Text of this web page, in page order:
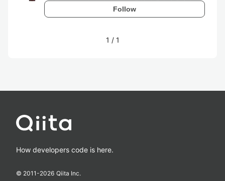
Follow
1 / 1
How developers code is here.
© 2011-2026 Qiita Inc.